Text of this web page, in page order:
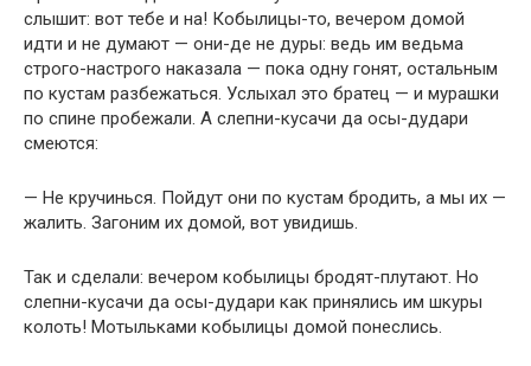
слышит: вот тебе и на! Кобылицы-то, вечером домой
идти и не думают — они-де не дуры: ведь им ведьма
строго-настрого наказала — пока одну гонят, остальным
по кустам разбежаться. Услыхал это братец — и мурашки
по спине пробежали. А слепни-кусачи да осы-дудари
смеются:
— Не кручинься. Пойдут они по кустам бродить, а мы их —
жалить. Загоним их домой, вот увидишь.
Так и сделали: вечером кобылицы бродят-плутают. Но
слепни-кусачи да осы-дудари как принялись им шкуры
колоть! Мотыльками кобылицы домой понеслись.